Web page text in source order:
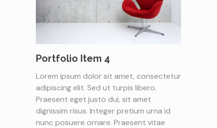
Portfolio Item 4
Lorem ipsum dolor sit amet, consectetur
adipiscing elit. Sed ut turpis libero.
Praesent eget justo dui, sit amet
dignissim risus. Integer pretium urna id
nunc posuere ornare. Praesent vitae